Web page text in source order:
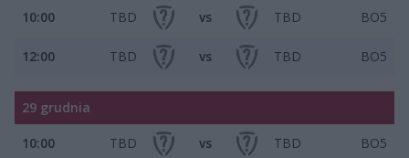
10:00 TBD vs TBD BO5
12:00 TBD vs TBD BO5
29 grudnia
10:00 TBD vs TBD BO5